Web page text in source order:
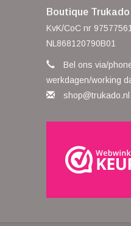
Boutique Trukado
KvK/CoC nr
NL868120790B01
Bel ons via/
werkdagen/working
shop@trukado.nl